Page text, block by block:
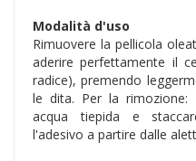
Modalità d'uso
Rimuovere la pellicola
aderire perfettamente il
radice), premendo
le dita. Per la
acqua tiepida e
l'adesivo a partire dalle